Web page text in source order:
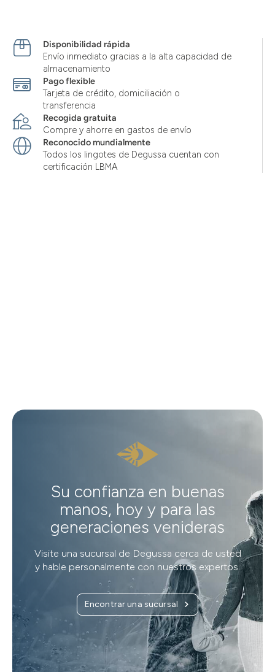
Disponibilidad rápida
Envío inmediato gracias a la alta capacidad de
almacenamiento
Pago flexible
Tarjeta de crédito, domiciliación o
transferencia
Recogida gratuita
Compre y ahorre en gastos de envío
Reconocido mundialmente
Todos los lingotes de Degussa cuentan con
certificación LBMA
Su confianza en buenas
manos, hoy y para las
generaciones venideras
Visite una sucursal de Degussa cerca de usted
y hable personalmente con nuestros expertos.
Encontrar una sucursal